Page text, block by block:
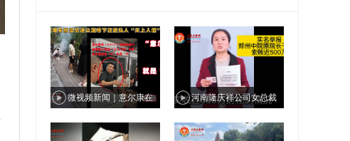
微视频新闻｜意尔康在 河南隆庆祥公司女总裁